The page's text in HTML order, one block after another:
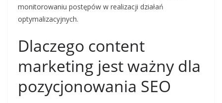
monitorowaniu postępów w realizacji działań
optymalizacyjnych.
Dlaczego content
marketing jest ważny dla
pozycjonowania SEO